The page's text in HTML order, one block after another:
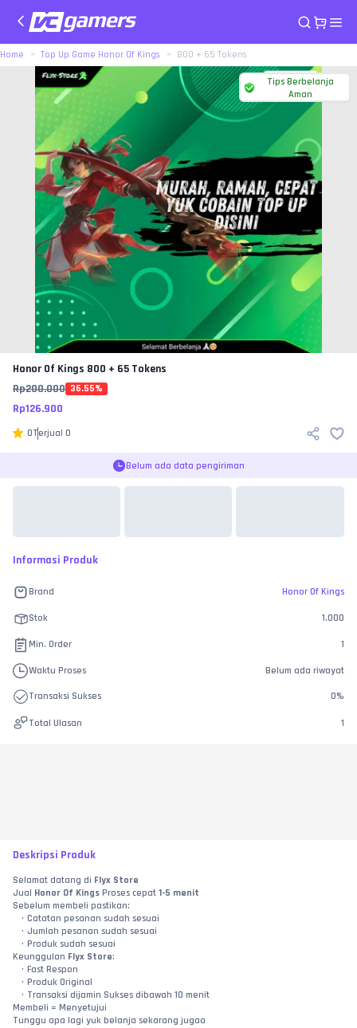
Home Top Up Game Honor Of Kings 800 + 65 Tokens
Tips Berbelanja
Aman
Honor Of Kings 800 + 65 Tokens
Rp200.000 36.55%
Rp126.900
0Terjual 0
Belum ada data pengiriman
Informasi Produk
Brand Honor Of Kings
Stok 1.000
Min. Order 1
Waktu Proses Belum ada riwayat
Transaksi Sukses 0%
Total Ulasan 1
Deskripsi Produk
Selamat datang di Flyx Store
Jual Honor Of Kings Proses cepat 1-5 menit
Sebelum membeli pastikan:
Catatan pesanan sudah sesuai
Jumlah pesanan sudah sesuai
Produk sudah sesuai
Keunggulan Flyx Store:
Fast Respon
Produk Original
Transaksi dijamin Sukses dibawah 10 menit
Membeli = Menyetujui
Tunggu apa lagi yuk belanja sekarang jugaa